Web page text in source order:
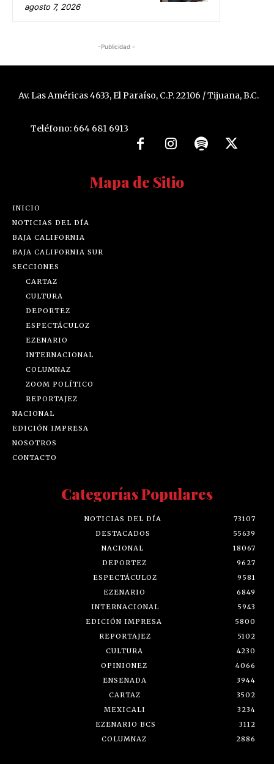
agosto 7, 2026
-Publicidad -
Av. Las Américas 4633, El Paraíso, C.P. 22106 / Tijuana, B.C.
Teléfono: 664 681 6913
Mapa de Sitio
INICIO
NOTICIAS DEL DÍA
BAJA CALIFORNIA
BAJA CALIFORNIA SUR
SECCIONES
CARTAZ
CULTURA
DEPORTEZ
ESPECTÁCULOZ
EZENARIO
INTERNACIONAL
COLUMNAZ
ZOOM POLÍTICO
REPORTAJEZ
NACIONAL
EDICIÓN IMPRESA
NOSOTROS
CONTACTO
Categorías Populares
NOTICIAS DEL DÍA
73107
DESTACADOS
55639
NACIONAL
18067
DEPORTEZ
9627
ESPECTÁCULOZ
9581
EZENARIO
6849
INTERNACIONAL
5943
EDICIÓN IMPRESA
5800
REPORTAJEZ
5102
CULTURA
4230
OPINIONEZ
4066
ENSENADA
3944
CARTAZ
3502
MEXICALI
3234
EZENARIO BCS
3112
COLUMNAZ
2886